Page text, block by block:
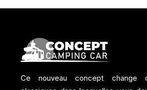
Ce nouveau concept change